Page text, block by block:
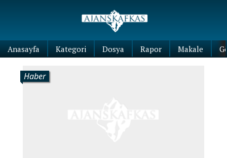
Anasayfa Kategori Dosya Rapor Makale
Haber